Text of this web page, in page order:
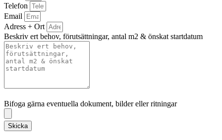
Telefon
Email
Adress + Ort
Beskriv ert behov, förutsättningar, antal m2 & önskat startdatum
Bifoga gärna eventuella dokument, bilder eller ritningar
Skicka